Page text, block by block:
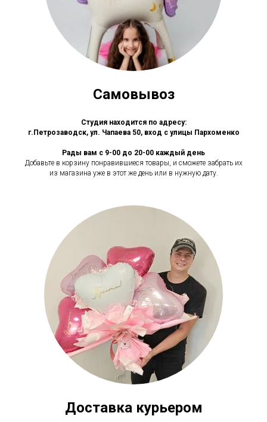
Самовывоз
Студия находится по адресу:
г.Петрозаводск, ул. Чапаева 50, вход с улицы Пархоменко
Рады вам с 9-00 до 20-00 каждый день
Добавьте в корзину понравившиеся товары, и сможете забрать их
из магазина уже в этот же день или в нужную дату.
Доставка курьером